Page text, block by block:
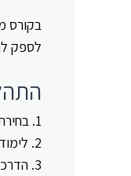
בקורס
לספק